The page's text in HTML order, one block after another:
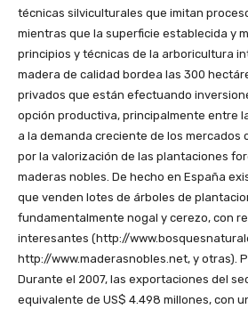
técnicas silviculturales que imitan
mientras que la superficie establecida y
principios y técnicas de la arboricultura
madera de calidad bordea las 300
privados que están efectuando
opción productiva, principalmente entre
a la demanda creciente de los mercados
por la valorización de las plantaciones
maderas nobles. De hecho en España
que venden lotes de árboles de
fundamentalmente nogal y cerezo, con
interesantes (http://
http://www.maderasnobles.net, y otras).
Durante el 2007, las exportaciones del
equivalente de US$ 4.498 millones, con